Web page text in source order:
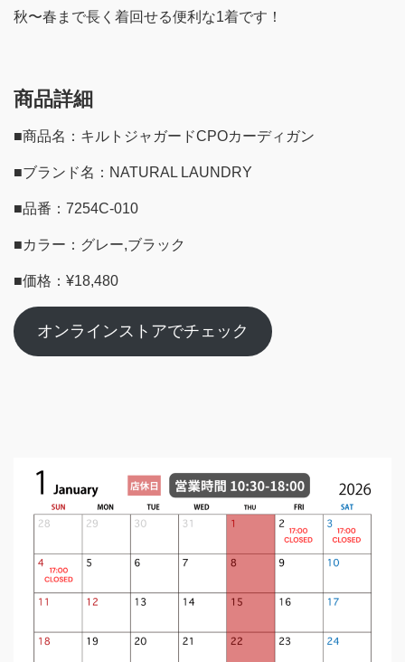
秋〜春まで長く着回せる便利な1着です！
商品詳細
■商品名：キルトジャガードCPOカーディガン
■ブランド名：NATURAL LAUNDRY
■品番：7254C-010
■カラー：グレー,ブラック
■価格：¥18,480
オンラインストアでチェック